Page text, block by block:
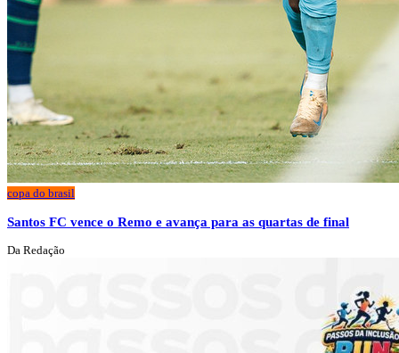
copa do brasil
Santos FC vence o Remo e avança para as quartas de final
Da Redação